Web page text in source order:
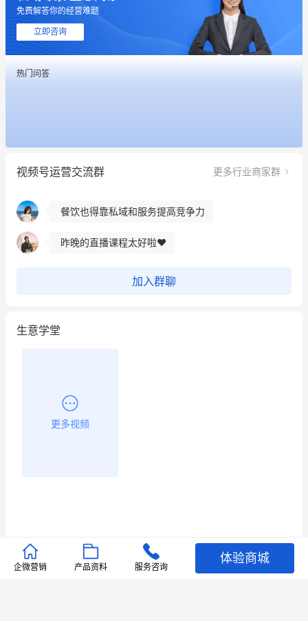
免费解答你的经营难题
立即咨询
热门问答
视频号运营交流群 更多行业商家群
用有赞就能在微信、小红书同时经营了
餐饮也得靠私域和服务提高竞争力
这个营销策划案例推荐大家看一下
用有赞就能在微信、小红书同时经营了
餐饮也得靠私域和服务提高竞争力
昨晚的直播课程太好啦❤️
加入群聊
生意学堂
更多视频
推荐文章
企微营销 产品资料 服务咨询
体验商城